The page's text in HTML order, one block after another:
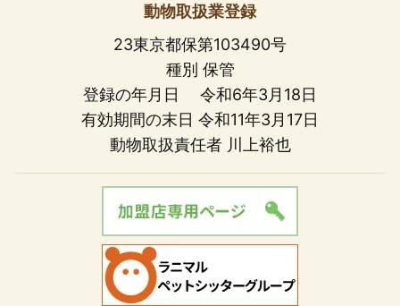
動物取扱業登録
23東京都保第103490号
種別 保管
登録の年月日 令和6年3月18日
有効期間の末日 令和11年3月17日
動物取扱責任者 川上裕也